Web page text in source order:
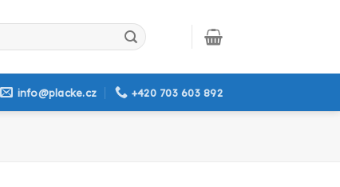
info@placke.cz +420 703 603 892